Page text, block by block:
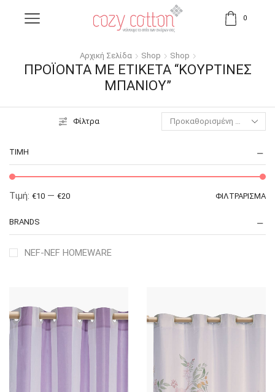
0
Αρχική Σελίδα Shop Shop
ΠΡΟΪΌΝΤΑ ΜΕ ΕΤΙΚΈΤΑ “ΚΟΥΡΤΊΝΕΣ
ΜΠΆΝΙΟΥ”
Φίλτρα
ΤΙΜΉ
ΦΙΛΤΡΆΡΙΣΜΑ
Τιμή: €10 — €20
BRANDS
NEF-NEF HOMEWARE